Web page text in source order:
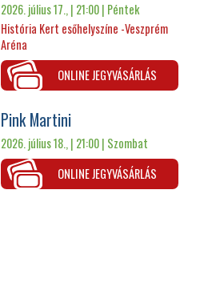
2026. július 17., | 21:00 | Péntek
História Kert esőhelyszíne -Veszprém
Aréna
ONLINE JEGYVÁSÁRLÁS
Pink Martini
2026. július 18., | 21:00 | Szombat
ONLINE JEGYVÁSÁRLÁS